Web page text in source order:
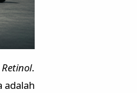
Retinol.
adalah